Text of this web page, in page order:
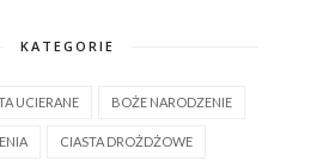
KATEGORIE
UCIERANE BOŻE NARODZENIE
CIASTA DROŻDŻOWE